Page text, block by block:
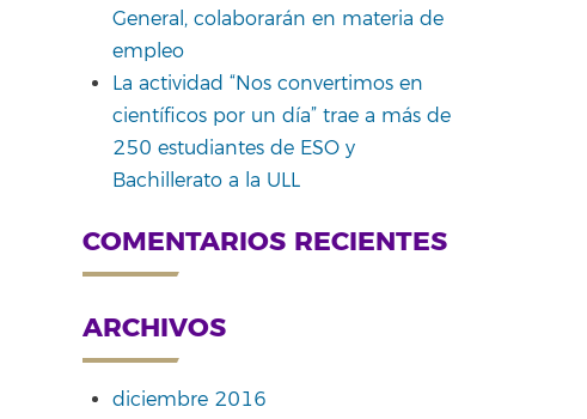
General, colaborarán en materia de
empleo
La actividad “Nos convertimos en
científicos por un día” trae a más de
250 estudiantes de ESO y
Bachillerato a la ULL
COMENTARIOS RECIENTES
ARCHIVOS
diciembre 2016